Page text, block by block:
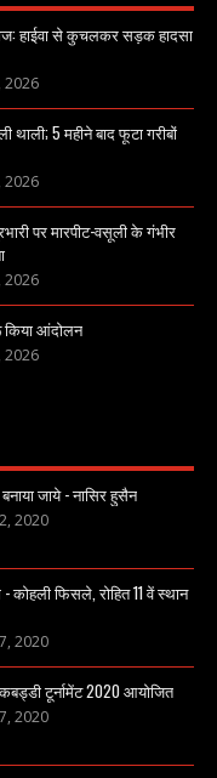
हाईवा से कुचलकर सड़क हादसा
2026
थाली; 5 महीने बाद फूटा गरीबों
2026
पर मारपीट-वसूली के गंभीर
2026
किया आंदोलन
2026
जाये - नासिर हुसैन
2020
कोहली फिसले, रोहित 11 वें स्थान
2020
टूर्नामेंट 2020 आयोजित
2020